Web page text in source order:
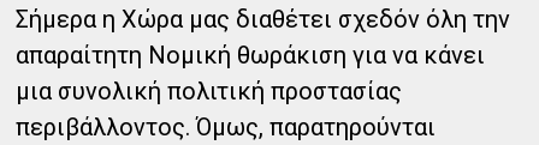
Σήμερα η Χώρα μας διαθέτει σχεδόν όλη την
απαραίτητη Νομική θωράκιση για να κάνει
μια συνολική πολιτική προστασίας
περιβάλλοντος. Όμως, παρατηρούνται